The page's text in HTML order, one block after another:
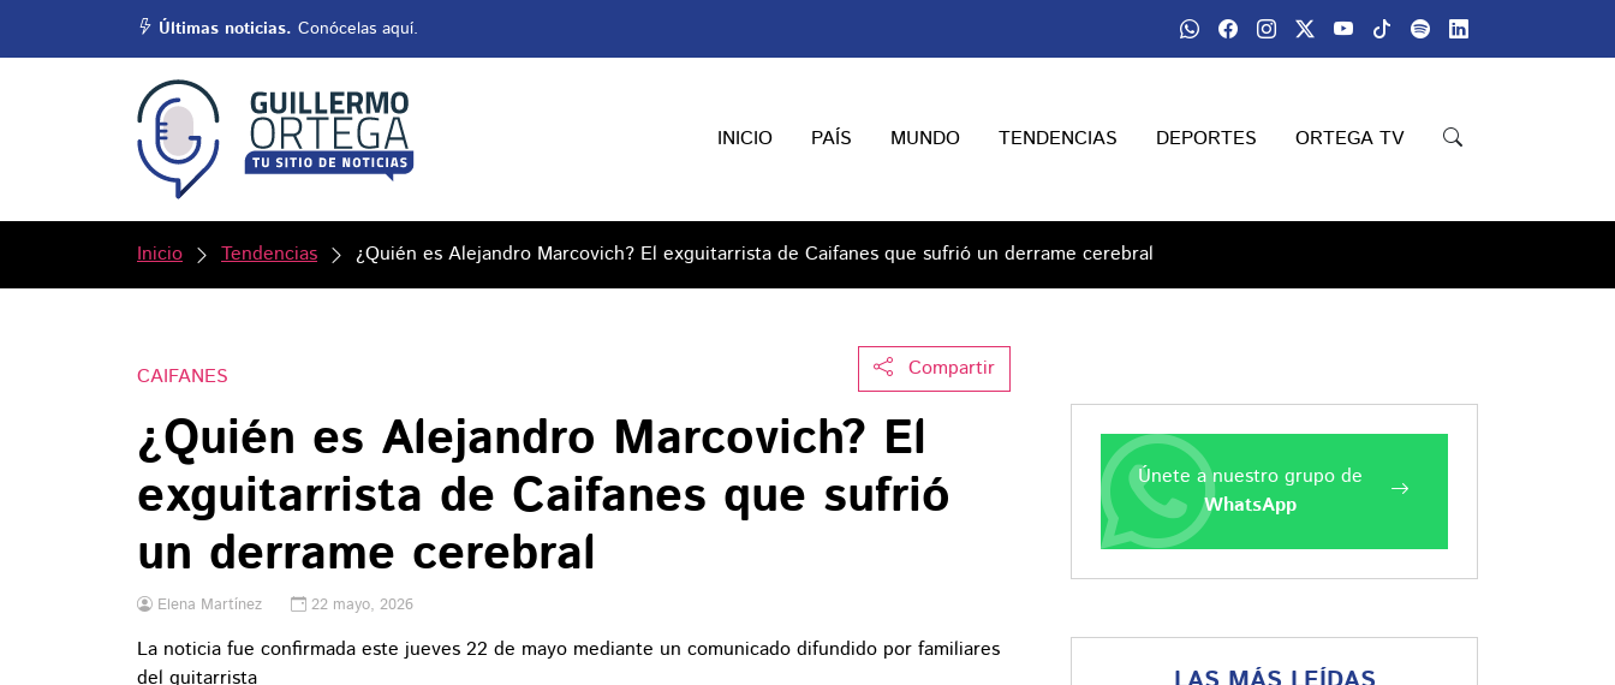
Últimas noticias. Conócelas aquí.
INICIO PAÍS MUNDO TENDENCIAS DEPORTES ORTEGA TV
Inicio Tendencias ¿Quién es Alejandro Marcovich? El exguitarrista de Caifanes que sufrió un derrame cerebral
Compartir
CAIFANES
¿Quién es Alejandro Marcovich? El
exguitarrista de Caifanes que sufrió
un derrame cerebral
Elena Martínez 22 mayo, 2026
La noticia fue confirmada este jueves 22 de mayo mediante un comunicado difundido por familiares
del guitarrista
Únete a nuestro grupo de
WhatsApp